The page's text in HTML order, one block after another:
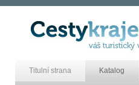
Titulní strana Katalog